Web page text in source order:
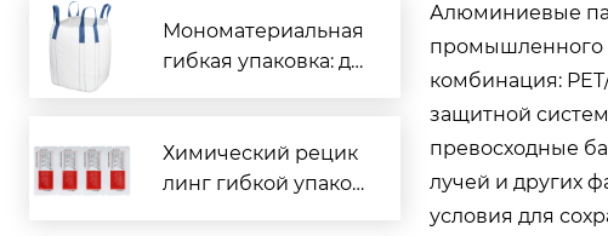
Мономатериальная
гибкая упаковка: де
аркетинговая конц
епция?
Химический рецик
линг гибкой упаков
Алюминиевые
промышленного
комбинация:
защитной
превосходные
лучей и других
условия для